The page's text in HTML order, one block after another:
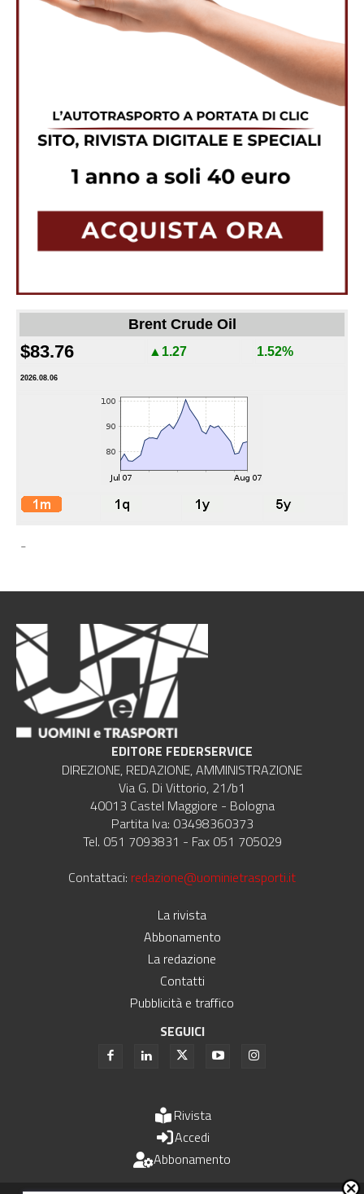
Brent Crude Oil
$83.76 ▲1.27 1.52%
2026.08.06
-
EDITORE FEDERSERVICE
DIREZIONE, REDAZIONE, AMMINISTRAZIONE
Via G. Di Vittorio, 21/b1
40013 Castel Maggiore - Bologna
Partita Iva: 03498360373
Tel. 051 7093831 - Fax 051 705029
Contattaci: redazione@uominietrasporti.it
La rivista
Abbonamento
La redazione
Contatti
Pubblicità e traffico
SEGUICI
Rivista
Accedi
Abbonamento